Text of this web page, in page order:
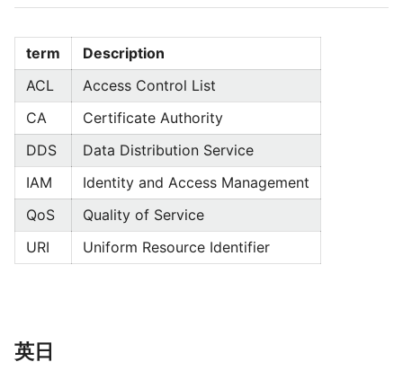
term
Description
ACL
Access Control List
CA
Certificate Authority
DDS
Data Distribution Service
IAM
Identity and Access Management
QoS
Quality of Service
URI
Uniform Resource Identifier
英日